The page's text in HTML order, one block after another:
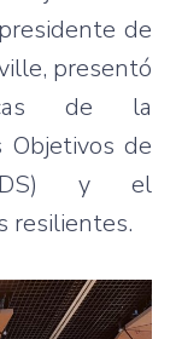
de
presentó
de la
Objetivos de
y el
resilientes.